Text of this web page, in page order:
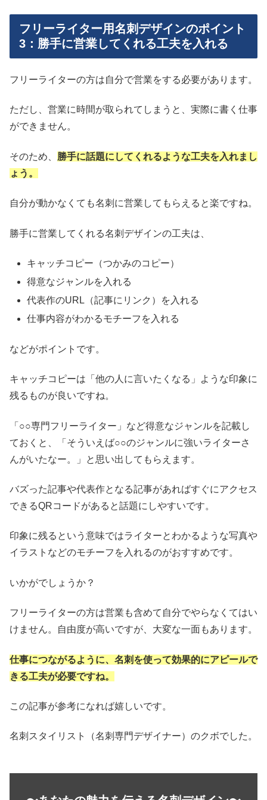
フリーライター用名刺デザインのポイント
3：勝手に営業してくれる工夫を入れる
フリーライターの方は自分で営業をする必要があります。
ただし、営業に時間が取られてしまうと、実際に書く仕事
ができません。
そのため、 勝手に話題にしてくれるような工夫を入れまし
ょう。
自分が動かなくても名刺に営業してもらえると楽ですね。
勝手に営業してくれる名刺デザインの工夫は、
キャッチコピー（つかみのコピー）
得意なジャンルを入れる
代表作のURL（記事にリンク）を入れる
仕事内容がわかるモチーフを入れる
などがポイントです。
キャッチコピーは「他の人に言いたくなる」ような印象に
残るものが良いですね。
「○○専門フリーライター」など得意なジャンルを記載し
ておくと、「そういえば○○のジャンルに強いライターさ
んがいたなー。」と思い出してもらえます。
バズった記事や代表作となる記事があればすぐにアクセス
できるQRコードがあると話題にしやすいです。
印象に残るという意味ではライターとわかるような写真や
イラストなどのモチーフを入れるのがおすすめです。
いかがでしょうか？
フリーライターの方は営業も含めて自分でやらなくてはい
けません。自由度が高いですが、大変な一面もあります。
仕事につながるように、名刺を使って効果的にアピールで
きる工夫が必要ですね。
この記事が参考になれば嬉しいです。
名刺スタイリスト（名刺専門デザイナー）のクボでした。